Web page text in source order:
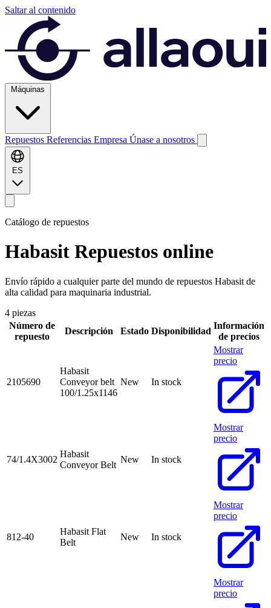
Saltar al contenido
Máquinas
Repuestos Referencias Empresa Únase a nosotros
ES
Catálogo de repuestos
Habasit Repuestos online
Envío rápido a cualquier parte del mundo de repuestos Habasit de
alta calidad para maquinaria industrial.
4 piezas
Número de
repuesto
Descripción Estado Disponibilidad
Información
de precios
2105690
Habasit
Conveyor belt
100/1.25x1146
New In stock
Mostrar
precio
74/1.4X3002
Habasit
Conveyor Belt
New In stock
Mostrar
precio
812-40
Habasit Flat
Belt
New In stock
Mostrar
precio
Mostrar
precio